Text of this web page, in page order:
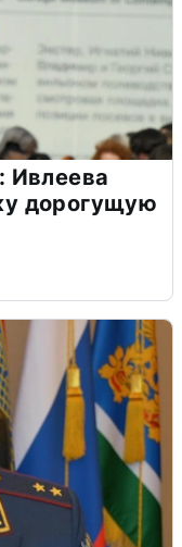
Ивлеева
дорогущую